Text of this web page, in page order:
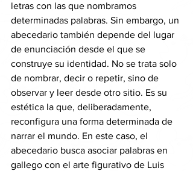
letras con las que nombramos
determinadas palabras. Sin embargo, un
abecedario también depende del lugar
de enunciación desde el que se
construye su identidad. No se trata solo
de nombrar, decir o repetir, sino de
observar y leer desde otro sitio. Es su
estética la que, deliberadamente,
reconfigura una forma determinada de
narrar el mundo. En este caso, el
abecedario busca asociar palabras en
gallego con el arte figurativo de Luis